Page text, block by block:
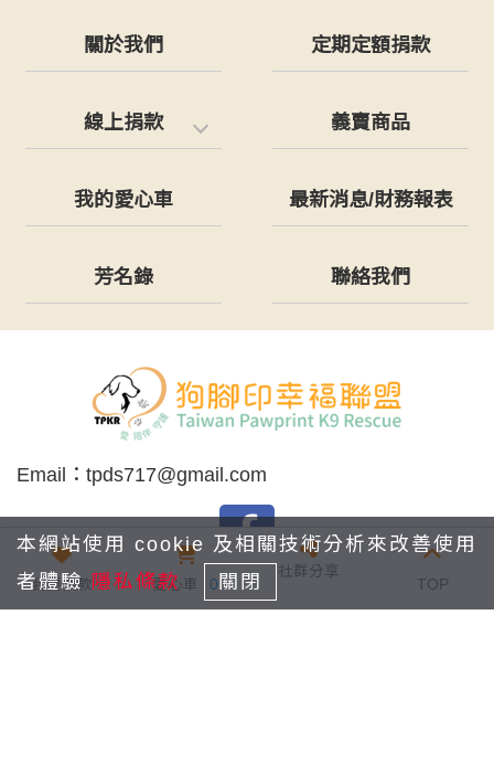
關於我們 定期定額捐款
線上捐款 義賣商品
我的愛心車 最新消息/財務報表
芳名錄 聯絡我們
Email： tpds717@gmail.com
我要捐款 愛心車 0
社群分享
TOP
本網站使用 cookie 及相關技術分析來改善使用
者體驗 隱私條款 關閉